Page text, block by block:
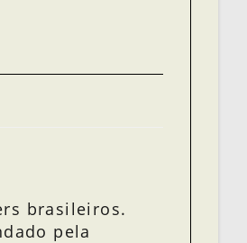
brasileiros.
pela